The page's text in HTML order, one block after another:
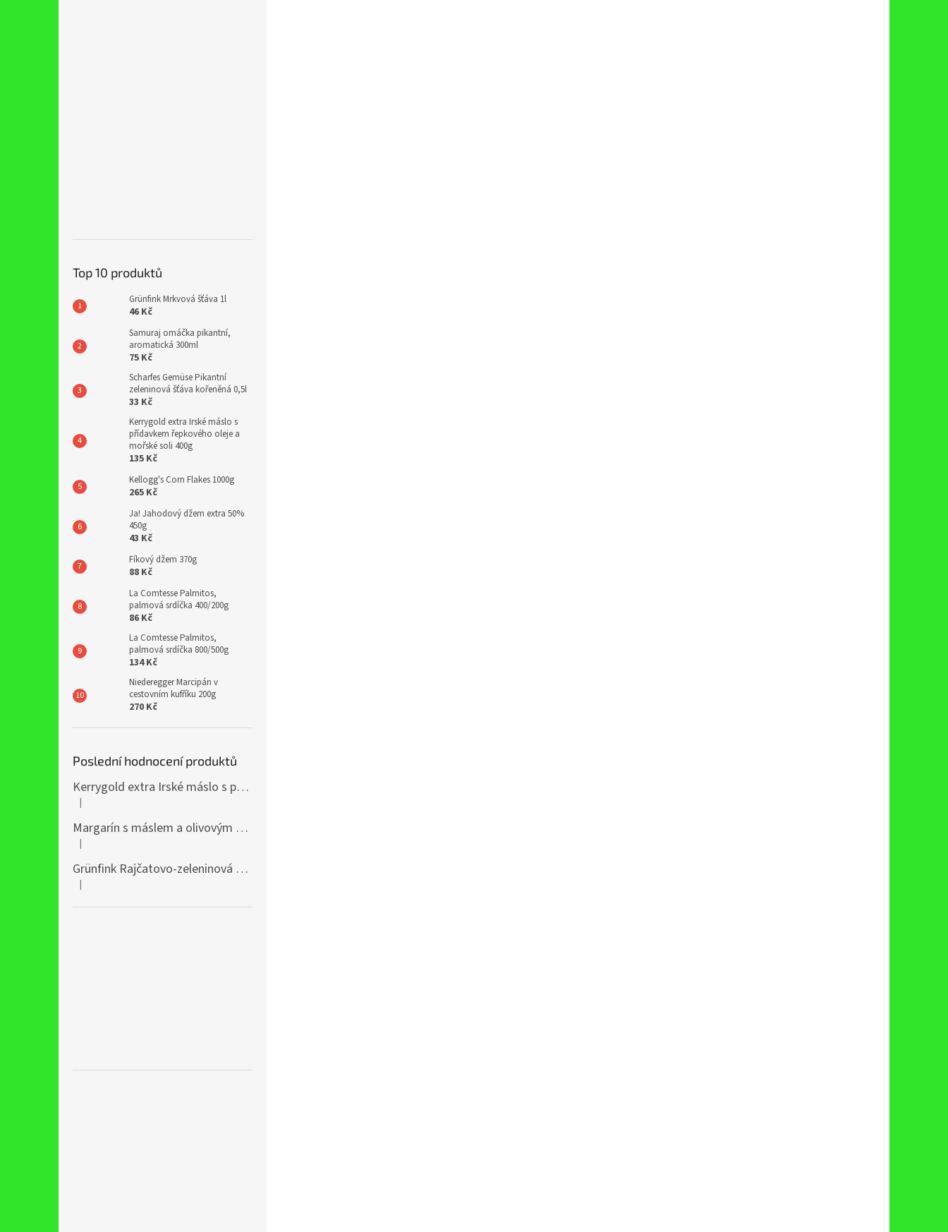
Top 10 produktů
Grünfink Mrkvová šťáva 1l
46 Kč
Samuraj omáčka pikantní,
aromatická 300ml
75 Kč
Scharfes Gemüse Pikantní
zeleninová šťáva kořeněná 0,5l
33 Kč
Kerrygold extra Irské máslo s
přídavkem řepkového oleje a
mořské soli 400g
135 Kč
Kellogg's Corn Flakes 1000g
265 Kč
Ja! Jahodový džem extra 50%
450g
43 Kč
Fíkový džem 370g
88 Kč
La Comtesse Palmitos,
palmová srdíčka 400/200g
86 Kč
La Comtesse Palmitos,
palmová srdíčka 800/500g
134 Kč
Niederegger Marcipán v
cestovním kufříku 200g
270 Kč
Poslední hodnocení produktů
Kerrygold extra Irské máslo s přídavkem řepkového oleje 400g
Hodnocení produktu je 5 z 5 hvězdiček.
|
Margarín s máslem a olivovým olejem 38% 250g
Hodnocení produktu je 5 z 5 hvězdiček.
|
Grünfink Rajčatovo-zeleninová šťáva 1l
Hodnocení produktu je 5 z 5 hvězdiček.
|